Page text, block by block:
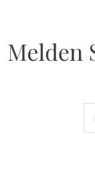
Melden